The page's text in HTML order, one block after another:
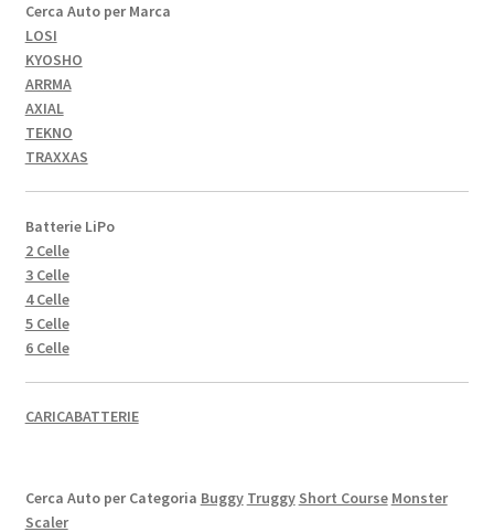
Cerca Auto per Marca
LOSI
KYOSHO
ARRMA
AXIAL
TEKNO
TRAXXAS
Batterie LiPo
2 Celle
3 Celle
4 Celle
5 Celle
6 Celle
CARICABATTERIE
Cerca Auto per Categoria Buggy Truggy Short Course Monster
Scaler